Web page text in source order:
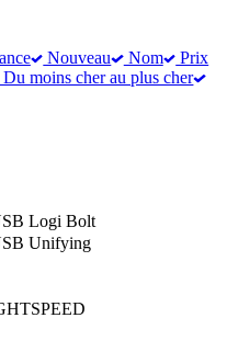
Nouveau Nom
Prix
moins cher au plus cher
Logi Bolt
Unifying